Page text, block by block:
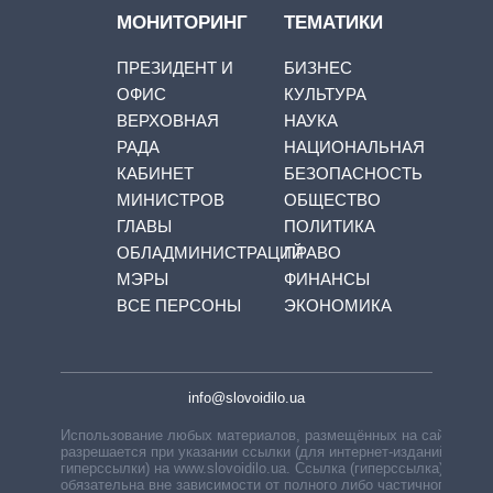
МОНИТОРИНГ
ПРЕЗИДЕНТ И
ОФИС
ВЕРХОВНАЯ
РАДА
КАБИНЕТ
МИНИСТРОВ
ГЛАВЫ
ОБЛАДМИНИСТРАЦИЙ
МЭРЫ
ВСЕ ПЕРСОНЫ
ТЕМАТИКИ
БИЗНЕС
КУЛЬТУРА
НАУКА
НАЦИОНАЛЬНАЯ
БЕЗОПАСНОСТЬ
ОБЩЕСТВО
ПОЛИТИКА
ПРАВО
ФИНАНСЫ
ЭКОНОМИКА
info@slovoidilo.ua
Использование любых материалов, размещённых на сайте,
разрешается при указании ссылки (для интернет-изданий —
гиперссылки) на www.slovoidilo.ua. Ссылка (гиперссылка)
обязательна вне зависимости от полного либо частичного